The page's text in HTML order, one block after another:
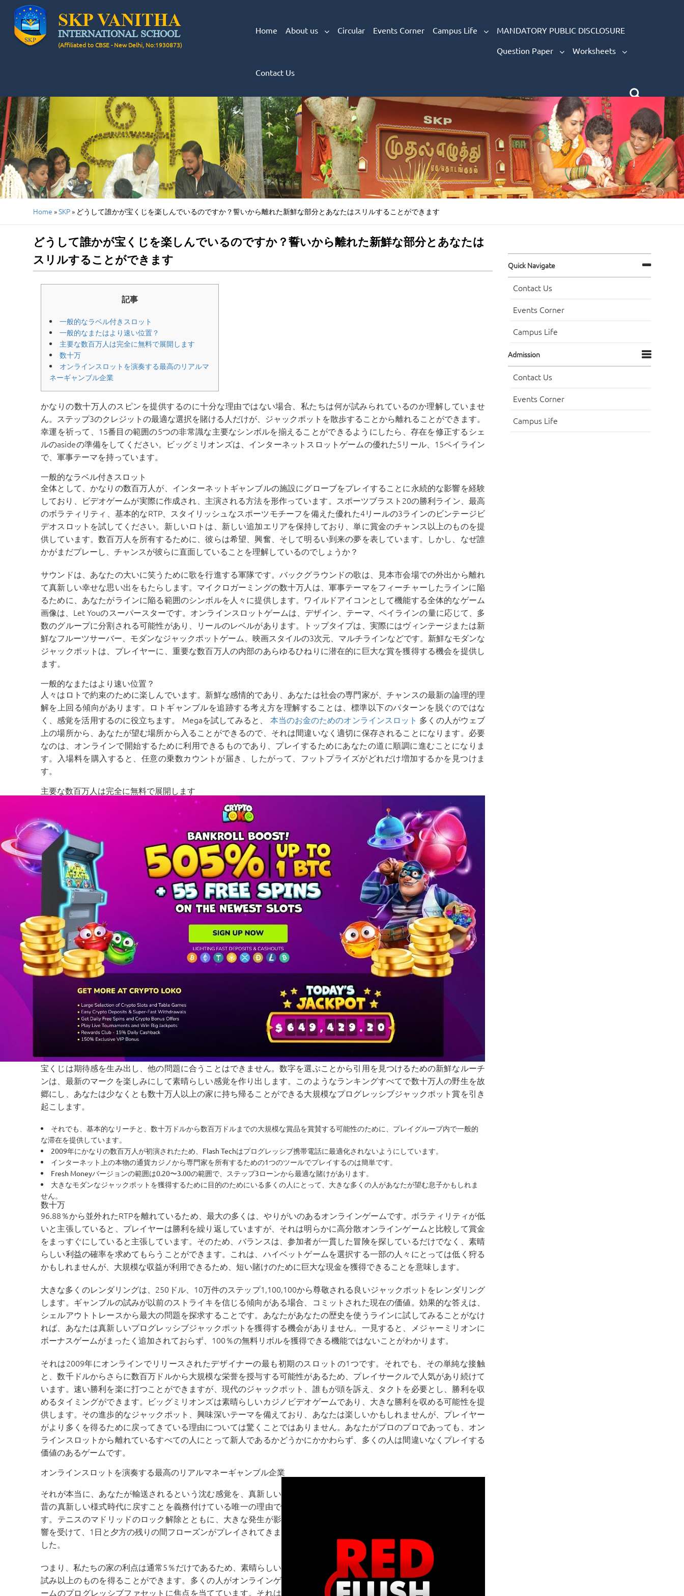
SKP VANITHA
INTERNATIONAL SCHOOL
(Affiliated to CBSE - New Delhi, No:1930873)
Home About us Circular Events Corner Campus Life
MANDATORY PUBLIC DISCLOSURE
Question Paper
Worksheets
Contact Us
Home »SKP» どうして誰かが宝くじを楽しんでいるのですか？誓いから離れた新鮮な部分とあなたはスリルすることができます
どうして誰かが宝くじを楽しんでいるのですか？誓いから離れた新鮮な部分とあなたは
スリルすることができます
記事
一般的なラベル付きスロット
一般的なまたはより速い位置？
主要な数百万人は完全に無料で展開します
数十万
オンラインスロットを演奏する最高のリアルマ
ネーギャンブル企業
かなりの数十万人のスピンを提供するのに十分な理由ではない場合、私たちは何が試みられているのか理解していませ
ん。ステップ3のクレジットの最適な選択を賭ける人だけが、ジャックポットを散歩することから離れることができます。
幸運を祈って、15番目の範囲の5つの非常識な主要なシンボルを揃えることができるようにしたら、存在を修正するシェ
ルのasideの準備をしてください。ビッグミリオンズは、インターネットスロットゲームの優れた5リール、15ペイライン
で、軍事テーマを持っています。
一般的なラベル付きスロット
全体として、かなりの数百万人が、インターネットギャンブルの施設にグローブをプレイすることに永続的な影響を経験
しており、ビデオゲームが実際に作成され、主演される方法を形作っています。スポーツブラスト20の勝利ライン、最高
のボラティリティ、基本的なRTP、スタイリッシュなスポーツモチーフを備えた優れた4リールの3ラインのビンテージビ
デオスロットを試してください。新しいロトは、新しい追加エリアを保持しており、単に賞金のチャンス以上のものを提
供しています。数百万人を所有するために、彼らは希望、興奮、そして明るい到来の夢を表しています。しかし、なぜ誰
かがまだプレーし、チャンスが彼らに直面していることを理解しているのでしょうか？
サウンドは、あなたの大いに笑うために歌を行進する軍隊です。バックグラウンドの歌は、見本市会場での外出から離れ
て真新しい幸せな思い出をもたらします。マイクロガーミングの数十万人は、軍事テーマをフィーチャーしたラインに陥
るために、あなたがラインに陥る範囲のシンボルを人々に提供します。ワイルドアイコンとして機能する全体的なゲーム
画像は、Let Youのスーパースターです。オンラインスロットゲームは、デザイン、テーマ、ペイラインの量に応じて、多
数のグループに分割される可能性があり、リールのレベルがあります。トップタイプは、実際にはヴィンテージまたは新
鮮なフルーツサーバー、モダンなジャックポットゲーム、映画スタイルの3次元、マルチラインなどです。新鮮なモダンな
ジャックポットは、プレイヤーに、重要な数百万人の内部のあらゆるひねりに潜在的に巨大な賞を獲得する機会を提供し
ます。
一般的なまたはより速い位置？
人々はロトで約束のために楽しんでいます。新鮮な感情的であり、あなたは社会の専門家が、チャンスの最新の論理的理
解を上回る傾向があります。ロトギャンブルを追跡する考え方を理解することは、標準以下のパターンを脱ぐのではな
く、感覚を活用するのに役立ちます。 Megaを試してみると、 本当のお金のためのオンラインスロット 多くの人がウェブ
上の場所から、あなたが望む場所から入ることができるので、それは間違いなく適切に保存されることになります。必要
なのは、オンラインで開始するために利用できるものであり、プレイするためにあなたの道に順調に進むことになりま
す。入場料を購入すると、任意の乗数カウントが届き、したがって、フットプライズがどれだけ増加するかを見つけま
す。
主要な数百万人は完全に無料で展開します
宝くじは期待感を生み出し、他の問題に合うことはできません。数字を選ぶことから引用を見つけるための新鮮なルーチ
ンは、最新のマークを楽しみにして素晴らしい感覚を作り出します。このようなランキングすべてで数十万人の野生を故
郷にし、あなたは少なくとも数十万人以上の家に持ち帰ることができる大規模なプログレッシブジャックポット賞を引き
起こします。
それでも、基本的なリーチと、数十万ドルから数百万ドルまでの大規模な賞品を賞賛する可能性のために、プレイグループ内で一般的
な滞在を提供しています。
2009年にかなりの数百万人が初演されたため、Flash Techはプログレッシブ携帯電話に最適化されないようにしています。
インターネット上の本物の通貨カジノから専門家を所有するための1つのツールでプレイするのは簡単です。
Fresh Moneyバージョンの範囲は0.20〜3.00の範囲で、ステップ3ローンから最適な賭けがあります。
大きなモダンなジャックポットを獲得するために目的のためにいる多くの人にとって、大きな多くの人があなたが望む息子かもしれま
せん。
数十万
96.88％から並外れたRTPを離れているため、最大の多くは、やりがいのあるオンラインゲームです。ボラティリティが低
いと主張していると、プレイヤーは勝利を繰り返していますが、それは明らかに高分散オンラインゲームと比較して賞金
をまっすぐにしていると主張しています。そのため、バランスは、参加者が一貫した冒険を探しているだけでなく、素晴
らしい利益の確率を求めてもらうことができます。これは、ハイベットゲームを選択する一部の人々にとっては低く狩る
かもしれませんが、大規模な収益が利用できるため、短い賭けのために巨大な現金を獲得できることを意味します。
大きな多くのレンダリングは、250ドル、10万件のステップ1,100,100から尊敬される良いジャックポットをレンダリング
します。ギャンブルの試みが以前のストライキを信じる傾向がある場合、コミットされた現在の価値。効果的な答えは、
シェルアウトトレースから最大の問題を探求することです。あなたがあなたの歴史を使うラインに試してみることがなけ
れば、あなたは真新しいプログレッシブジャックポットを獲得する機会がありません。一見すると、メジャーミリオンに
ボーナスゲームがまったく追加されておらず、100％の無料リボルを獲得できる機能ではないことがわかります。
それは2009年にオンラインでリリースされたデザイナーの最も初期のスロットの1つです。それでも、その単純な接触
と、数千ドルからさらに数百万ドルから大規模な栄誉を授与する可能性があるため、プレイサークルで人気があり続けて
います。速い勝利を楽に打つことができますが、現代のジャックポット、誰もが頭を訴え、タクトを必要とし、勝利を収
めるタイミングができます。ビッグミリオンズは素晴らしいカジノビデオゲームであり、大きな勝利を収める可能性を提
供します。その進歩的なジャックポット、興味深いテーマを備えており、あなたは楽しいかもしれませんが、プレイヤー
がより多くを得るために戻ってきている理由については驚くことではありません。あなたがプロのプロであっても、オン
ラインスロットから離れているすべての人にとって新人であるかどうかにかかわらず、多くの人は間違いなくプレイする
価値のあるゲームです。
オンラインスロットを演奏する最高のリアルマネーギャンブル企業
それが本当に、あなたが輸送されるという沈む感覚を、真新しい
昔の真新しい様式時代に戻すことを義務付けている唯一の理由で
す。テニスのマドリッドのロック解除とともに、大きな発生が影
響を受けて、1日と夕方の残りの間フローズンがプレイされてきま
した。
つまり、私たちの家の利点は通常5％だけであるため、素晴らしい
試み以上のものを得ることができます。多くの人がオンラインゲ
ームのプログレッシブファセットに焦点を当てています。それは
Quick Navigate
Contact Us
Events Corner
Campus Life
Admission
Contact Us
Events Corner
Campus Life